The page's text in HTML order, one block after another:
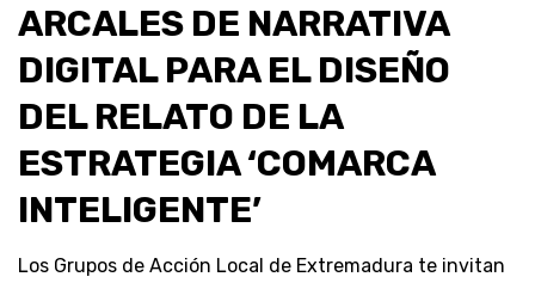
ARCALES DE NARRATIVA
DIGITAL PARA EL DISEÑO
DEL RELATO DE LA
ESTRATEGIA ‘COMARCA
INTELIGENTE’
Los Grupos de Acción Local de Extremadura te invitan